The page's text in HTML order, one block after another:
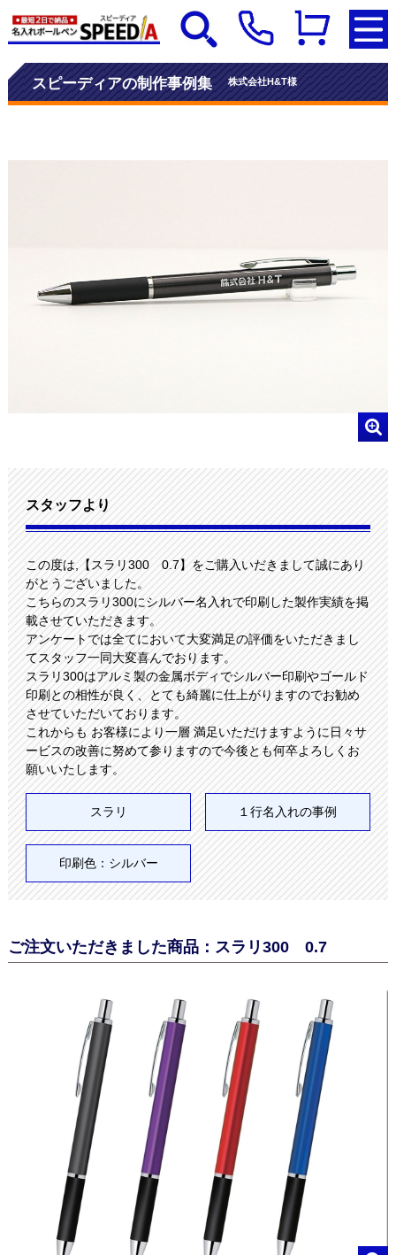
スピーディアの制作事例集 株式会社H&T様
スタッフより
この度は,【スラリ300 0.7】をご購入いだきまして誠にあり
がとうございました。
こちらのスラリ300にシルバー名入れで印刷した製作実績を掲
載させていただきます。
アンケートでは全てにおいて大変満足の評価をいただきまし
てスタッフ一同大変喜んでおります。
スラリ300はアルミ製の金属ボディでシルバー印刷やゴールド
印刷との相性が良く、とても綺麗に仕上がりますのでお勧め
させていただいております。
これからも お客様により一層 満足いただけますように日々サ
ービスの改善に努めて参りますので今後とも何卒よろしくお
願いいたします。
スラリ １行名入れの事例
印刷色：シルバー
ご注文いただきました商品：スラリ300 0.7